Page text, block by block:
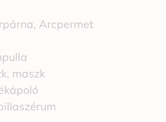
Arcpermet
maszk